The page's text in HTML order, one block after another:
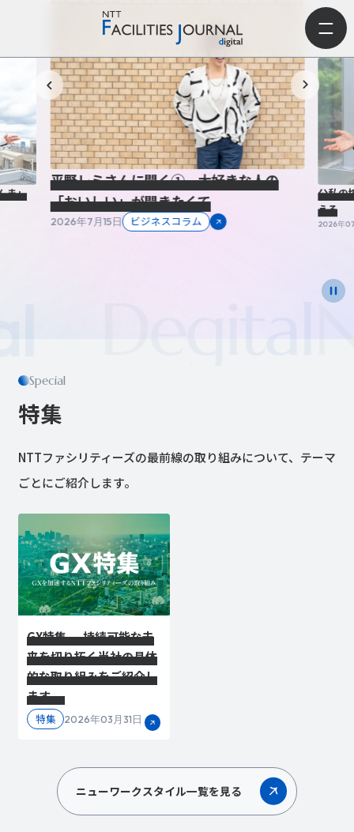
ま」
平野レミさんに聞く① 大好きな人の
「おいしい」が聞きたくて
2026年7月15日 ビジネスコラム
公私の
える
2026年
Degital
Special
特集
NTTファシリティーズの最前線の取り組みについて、テーマ
ごとにご紹介します。
GX特集 ― 持続可能な未
来を切り拓く当社の具体
的な取り組みをご紹介し
ます ―
2026年03月31日
特集
ニューワークスタイル一覧を見る